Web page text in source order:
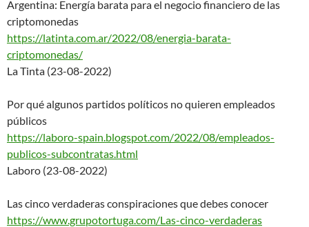
Argentina: Energía barata para el negocio financiero de las
criptomonedas
https://latinta.com.ar/2022/08/energia-barata-
criptomonedas/
La Tinta (23-08-2022)
Por qué algunos partidos políticos no quieren empleados
públicos
https://laboro-spain.blogspot.com/2022/08/empleados-
publicos-subcontratas.html
Laboro (23-08-2022)
Las cinco verdaderas conspiraciones que debes conocer
https://www.grupotortuga.com/Las-cinco-verdaderas